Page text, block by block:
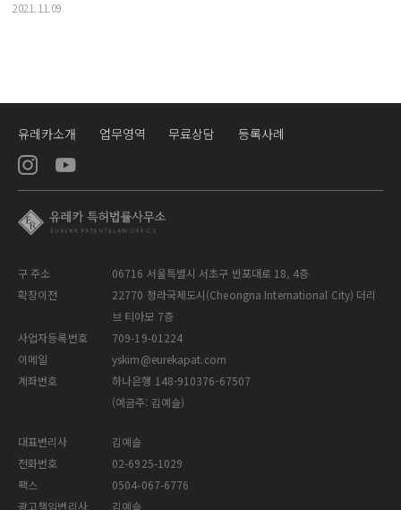
2021.11.09
유레카소개 업무영역 무료상담 등록사례
구 주소
06716 서울특별시 서초구 반포대로 18, 4층
확장이전
22770 청라국제도시(Cheongna International City) 더리
브 티아모 7층
사업자등록번호
709-19-01224
이메일
yskim@eurekapat.com
계좌번호
하나은행 148-910376-67507
(예금주: 김예슬)
대표변리사
김예슬
전화번호
02-6925-1029
팩스
0504-067-6776
광고책임변리사
김예슬